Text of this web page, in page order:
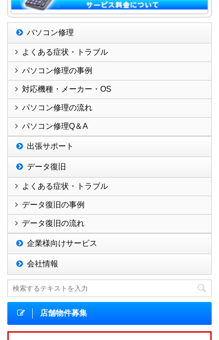
パソコン修理
よくある症状・トラブル
パソコン修理の事例
対応機種・メーカー・OS
パソコン修理の流れ
パソコン修理Q＆A
出張サポート
データ復旧
よくある症状・トラブル
データ復旧の事例
データ復旧の流れ
企業様向けサービス
会社情報
店舗物件募集